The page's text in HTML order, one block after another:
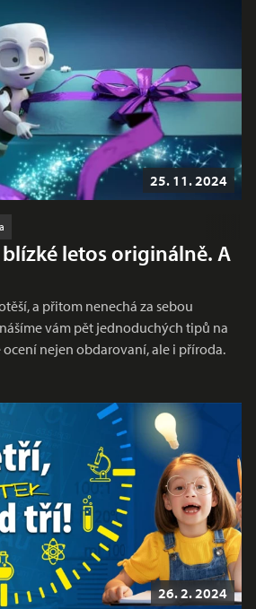
25. 11. 2024
letos originálně. A
a přitom nenechá za sebou
vám pět jednoduchých tipů na
nejen obdarovaní, ale i příroda.
26. 2. 2024